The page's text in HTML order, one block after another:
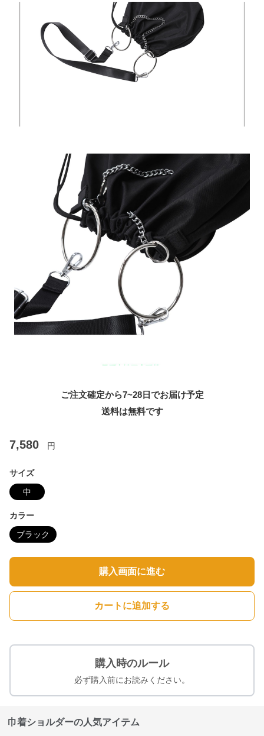
ご注文確定から7~28日でお届け予定
送料は無料です
7,580 円
サイズ
中
カラー
ブラック
購入画面に進む
カートに追加する
購入時のルール
必ず購入前にお読みください。
巾着ショルダーの人気アイテム